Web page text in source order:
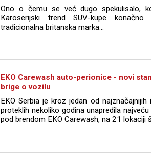
Ono o čemu se već dugo spekulisalo,
Karoserijski trend SUV-kupe
tradicionalna britanska marka...
EKO Carewash auto-perionice - novi
brige o vozilu
EKO Serbia je kroz jedan od
proteklih nekoliko godina unapredila
pod brendom EKO Carewash, na 21 lokaciji